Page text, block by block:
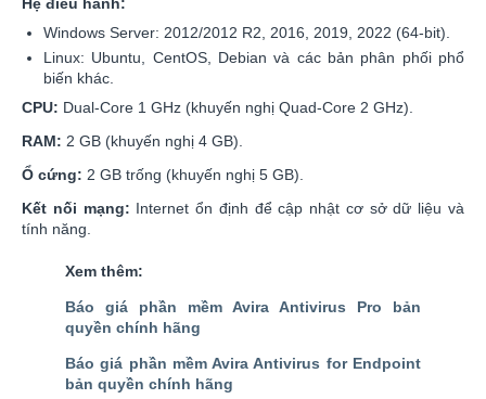
Windows Server: 2012/2012 R2, 2016, 2019, 2022 (64-bit).
Linux: Ubuntu, CentOS, Debian và các bản phân phối phổ
biến khác.
CPU: Dual-Core 1 GHz (khuyến nghị Quad-Core 2 GHz).
RAM: 2 GB (khuyến nghị 4 GB).
Ổ cứng: 2 GB trống (khuyến nghị 5 GB).
Kết nối mạng: Internet ổn định để cập nhật cơ sở dữ liệu và
tính năng.
Xem thêm:
Báo giá phần mềm Avira Antivirus Pro bản
quyền chính hãng
Báo giá phần mềm Avira Antivirus for Endpoint
bản quyền chính hãng